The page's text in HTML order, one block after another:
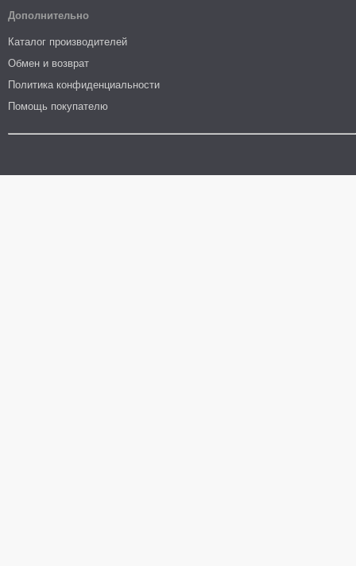
Дополнительно
Каталог производителей
Обмен и возврат
Политика конфиденциальности
Помощь покупателю